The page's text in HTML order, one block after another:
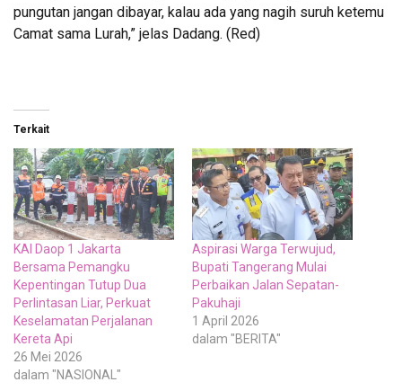
pungutan jangan dibayar, kalau ada yang nagih suruh ketemu
Camat sama Lurah,” jelas Dadang. (Red)
Terkait
KAI Daop 1 Jakarta
Bersama Pemangku
Kepentingan Tutup Dua
Perlintasan Liar, Perkuat
Keselamatan Perjalanan
Kereta Api
26 Mei 2026
dalam "NASIONAL"
Aspirasi Warga Terwujud,
Bupati Tangerang Mulai
Perbaikan Jalan Sepatan-
Pakuhaji
1 April 2026
dalam "BERITA"